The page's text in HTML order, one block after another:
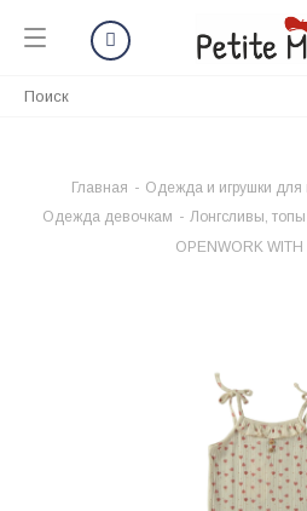
Главная - Одежда и игрушки для
Одежда девочкам - Лонгсливы,
OPENWORK WITH